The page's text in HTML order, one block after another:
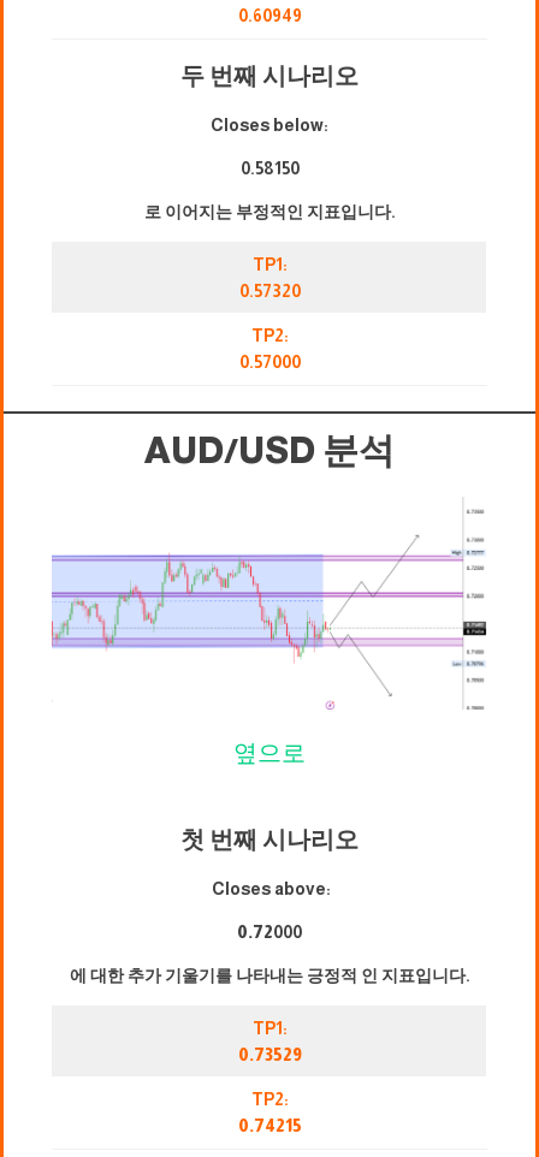
0.60949
두 번째 시나리오
Closes below:
0.58150
로 이어지는 부정적인 지표입니다.
TP1:
0.57320
TP2:
0.57000
AUD/USD 분석
옆으로
첫 번째 시나리오
Closes above:
0.72000
에 대한 추가 기울기를 나타내는 긍정적 인 지표입니다.
TP1:
0.73529
TP2:
0.74215